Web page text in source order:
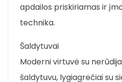
apdailos priskiriamas ir
technika.
Šaldytuvai
Moderni virtuvė su
šaldytuvu, lygiagrečiai su